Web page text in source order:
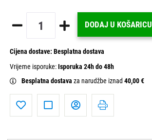
DODAJ U KOŠARICU
Cijena dostave: Besplatna dostava
Vrijeme isporuke:Isporuka 24h do 48h
Besplatna dostava za narudžbe iznad 40,00 €